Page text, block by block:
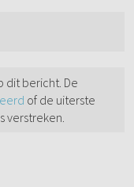
dit bericht. De
of de uiterste
verstreken.